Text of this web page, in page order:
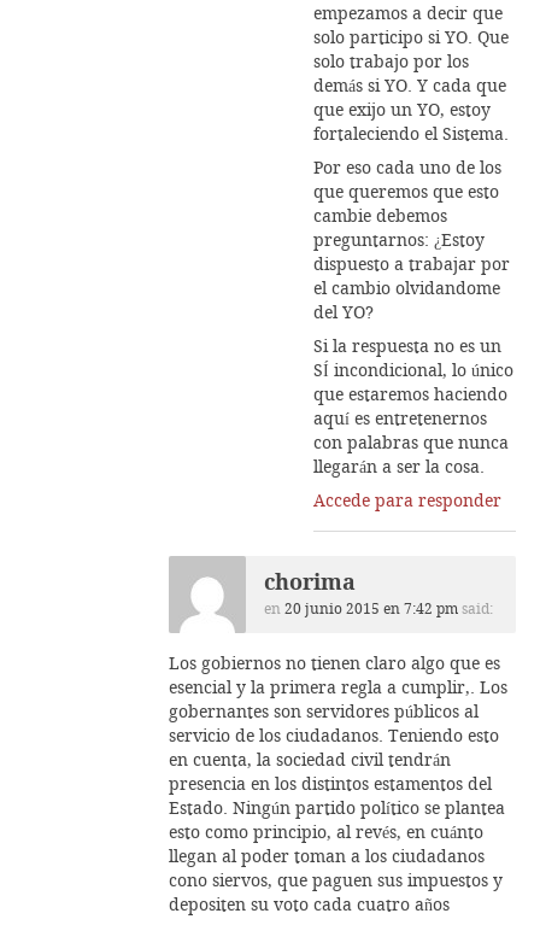
empezamos a decir que
solo participo si YO. Que
solo trabajo por los
demás si YO. Y cada que
que exijo un YO, estoy
fortaleciendo el Sistema.
Por eso cada uno de los
que queremos que esto
cambie debemos
preguntarnos: ¿Estoy
dispuesto a trabajar por
el cambio olvidandome
del YO?
Si la respuesta no es un
SÍ incondicional, lo único
que estaremos haciendo
aquí es entretenernos
con palabras que nunca
llegarán a ser la cosa.
Accede para responder
chorima
en 20 junio 2015 en 7:42 pm said:
Los gobiernos no tienen claro algo que es
esencial y la primera regla a cumplir,. Los
gobernantes son servidores públicos al
servicio de los ciudadanos. Teniendo esto
en cuenta, la sociedad civil tendrán
presencia en los distintos estamentos del
Estado. Ningún partido político se plantea
esto como principio, al revés, en cuánto
llegan al poder toman a los ciudadanos
cono siervos, que paguen sus impuestos y
depositen su voto cada cuatro años